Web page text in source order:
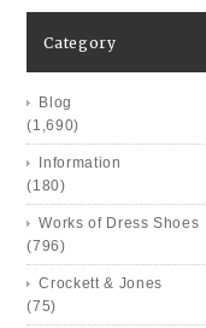
Category
Blog
(1,690)
Information
(180)
Works of Dress Shoes
(796)
Crockett & Jones
(75)